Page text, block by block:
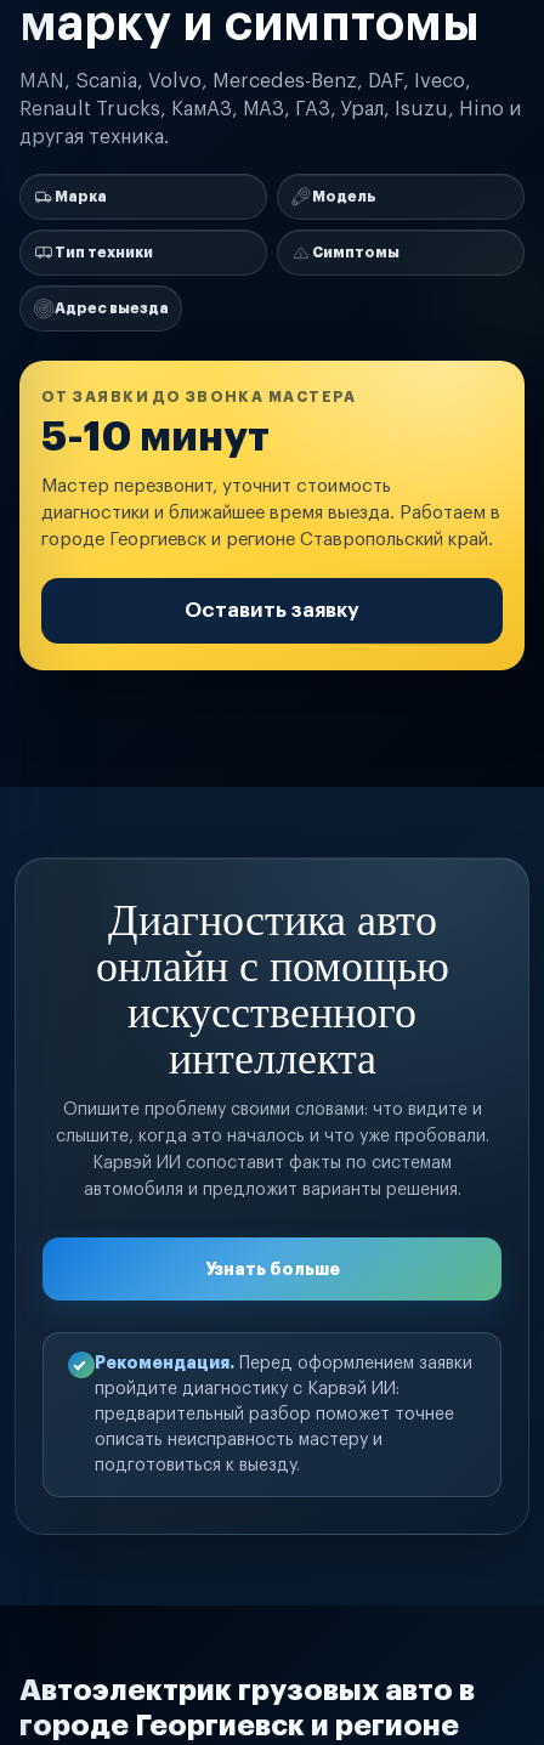
марку и симптомы
MAN, Scania, Volvo, Mercedes-Benz, DAF, Iveco,
Renault Trucks, КамАЗ, МАЗ, ГАЗ, Урал, Isuzu, Hino и
другая техника.
Марка Модель
Тип техники Симптомы
Адрес выезда
ОТ ЗАЯВКИ ДО ЗВОНКА МАСТЕРА
5-10 минут
Мастер перезвонит, уточнит стоимость
диагностики и ближайшее время выезда. Работаем в
городе Георгиевск и регионе Ставропольский край.
Оставить заявку
Диагностика авто
онлайн с помощью
искусственного
интеллекта
Опишите проблему своими словами: что видите и
слышите, когда это началось и что уже пробовали.
Карвэй ИИ сопоставит факты по системам
автомобиля и предложит варианты решения.
Узнать больше
Рекомендация. Перед оформлением заявки
пройдите диагностику с Карвэй ИИ:
предварительный разбор поможет точнее
описать неисправность мастеру и
подготовиться к выезду.
Автоэлектрик грузовых авто в
городе Георгиевск и регионе